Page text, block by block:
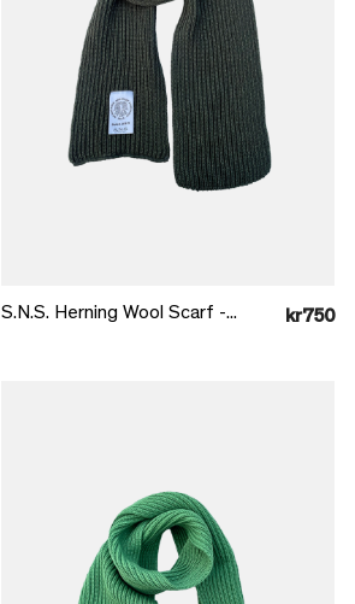
S.N.S. Herning Wool Scarf -... kr750